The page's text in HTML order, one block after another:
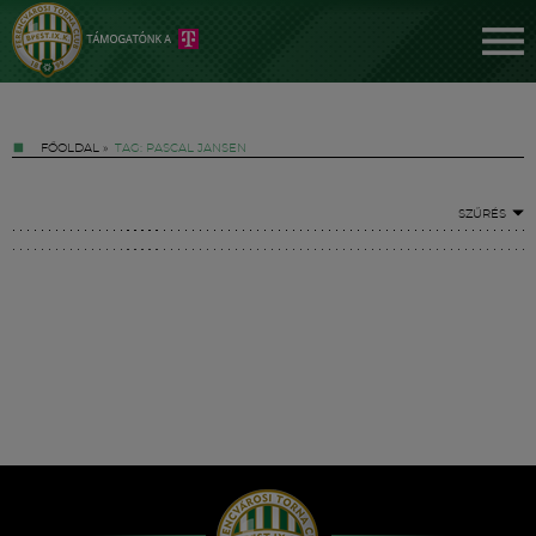
FŐOLDAL » TAG: PASCAL JANSEN
SZŰRÉS
Hírek